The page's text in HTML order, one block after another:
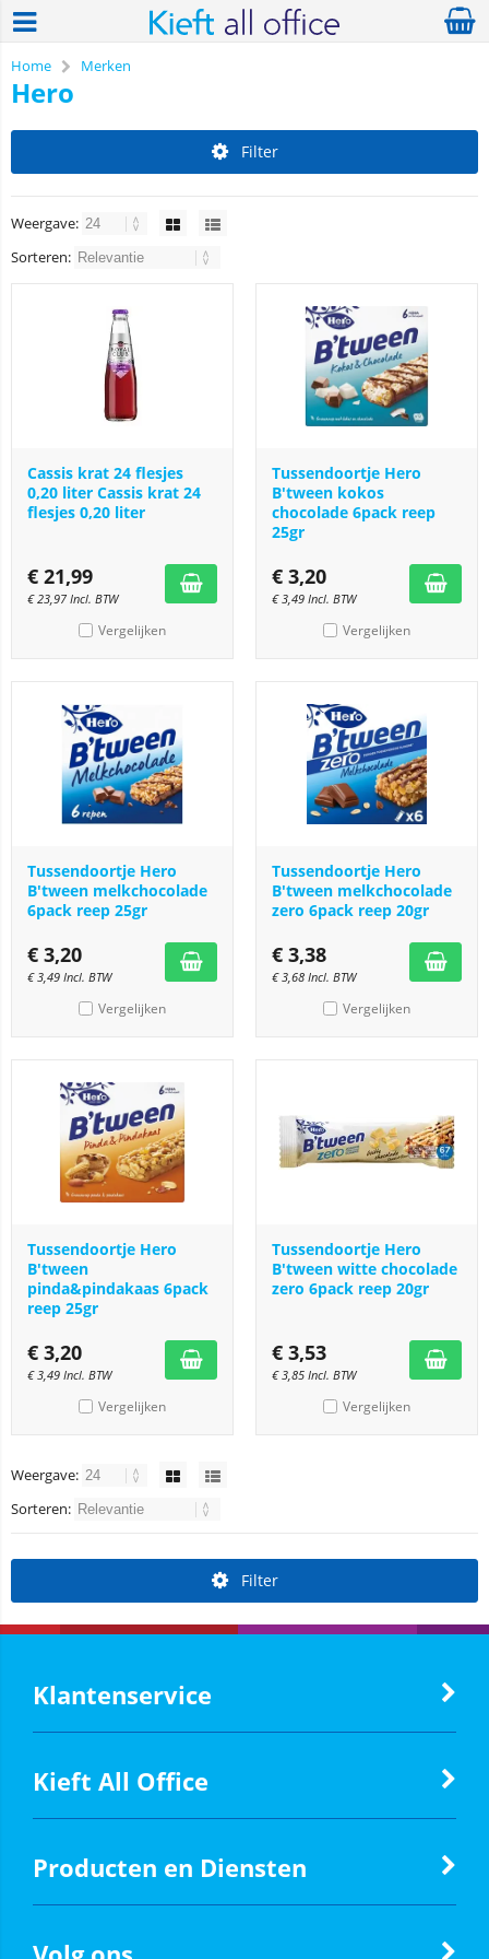
Home Merken
Hero
Filter
Weergave:
Sorteren:
Cassis krat 24 flesjes
0,20 liter Cassis krat 24
flesjes 0,20 liter
€ 21,99
€23,97 Incl. BTW
Vergelijken
Tussendoortje Hero
B'tween kokos
chocolade 6pack reep
25gr
€ 3,20
€3,49 Incl. BTW
Vergelijken
Tussendoortje Hero
B'tween melkchocolade
6pack reep 25gr
€ 3,20
€3,49 Incl. BTW
Vergelijken
Tussendoortje Hero
B'tween melkchocolade
zero 6pack reep 20gr
€ 3,38
€3,68 Incl. BTW
Vergelijken
Tussendoortje Hero
B'tween
pinda&pindakaas 6pack
reep 25gr
€ 3,20
€3,49 Incl. BTW
Vergelijken
Tussendoortje Hero
B'tween witte chocolade
zero 6pack reep 20gr
€ 3,53
€3,85 Incl. BTW
Vergelijken
Weergave:
Sorteren:
Filter
Klantenservice
Kieft All Office
Producten en Diensten